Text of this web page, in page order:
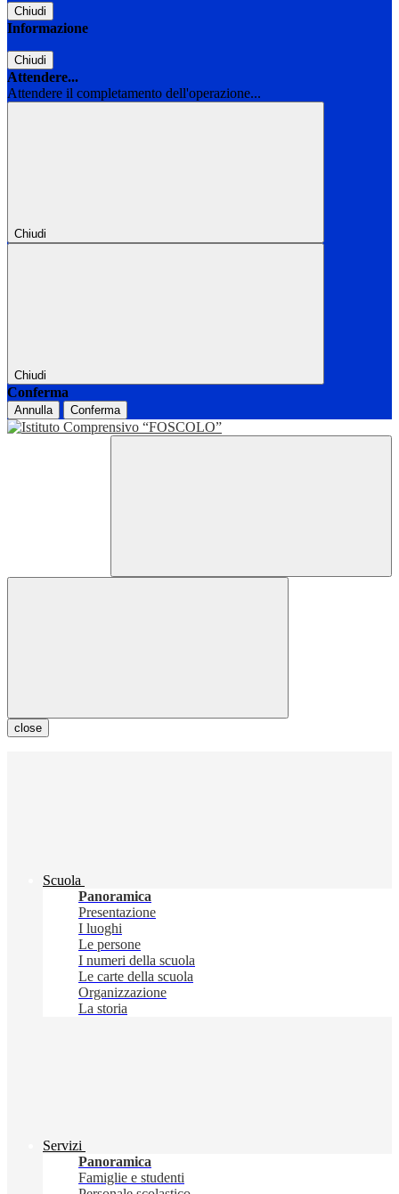
Chiudi
Informazione
Chiudi
Attendere...
Attendere il completamento dell'operazione...
Chiudi
Chiudi
Conferma
Annulla Conferma
close
Scuola
Panoramica
Presentazione
I luoghi
Le persone
I numeri della scuola
Le carte della scuola
Organizzazione
La storia
Servizi
Panoramica
Famiglie e studenti